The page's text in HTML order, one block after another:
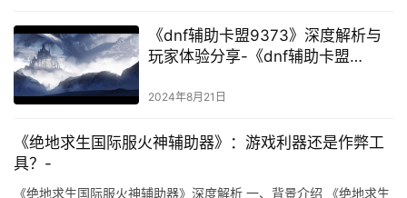
《dnf辅助卡盟9373》深度解析与
玩家体验分享-《dnf辅助卡盟
索
2024年8月21日
《绝地求生国际服火神辅助器》：游戏利器还是作弊工
具？-
《绝地求生国际服火神辅助器》深度解析 一、背景介绍 《绝地求生